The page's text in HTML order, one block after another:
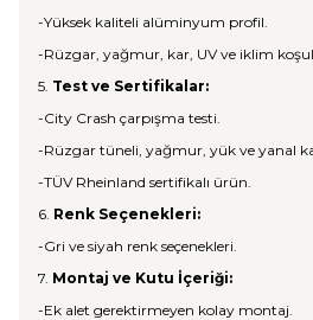
-Yüksek kaliteli alüminyum profil.
-Rüzgar, yağmur, kar, UV ve iklim
5. Test ve Sertifikalar:
-City Crash çarpışma testi.
-Rüzgar tüneli, yağmur, yük ve yanal
-TÜV Rheinland sertifikalı ürün.
6. Renk Seçenekleri:
-Gri ve siyah renk seçenekleri.
7. Montaj ve Kutu İçeriği:
-Ek alet gerektirmeyen kolay montaj.